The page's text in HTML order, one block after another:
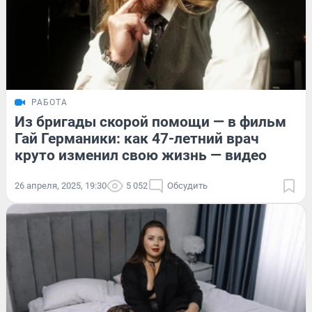
РАБОТА
Из бригады скорой помощи — в фильм
Гай Германики: как 47-летний врач
круто изменил свою жизнь — видео
26 апреля, 2025, 19:30 5 052 Обсудить